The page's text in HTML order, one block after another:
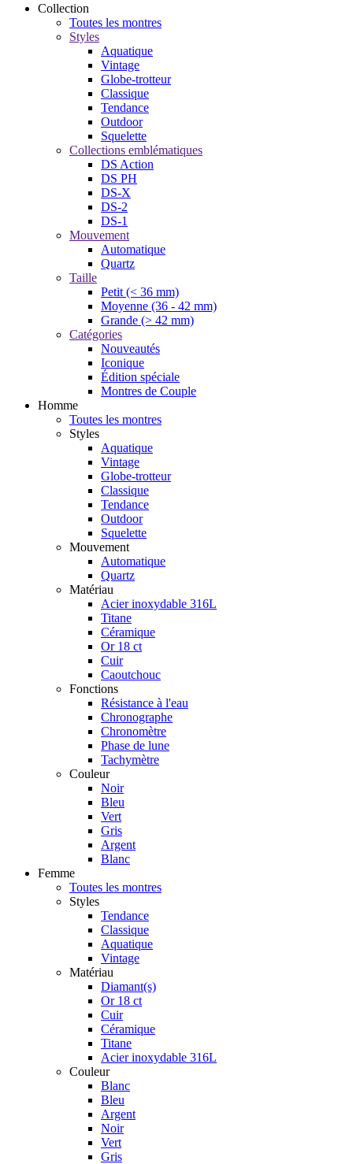
Collection
Toutes les montres
Styles
Aquatique
Vintage
Globe-trotteur
Classique
Tendance
Outdoor
Squelette
Collections emblématiques
DS Action
DS PH
DS-X
DS-2
DS-1
Mouvement
Automatique
Quartz
Taille
Petit (< 36 mm)
Moyenne (36 - 42 mm)
Grande (> 42 mm)
Catégories
Nouveautés
Iconique
Édition spéciale
Montres de Couple
Homme
Toutes les montres
Styles
Aquatique
Vintage
Globe-trotteur
Classique
Tendance
Outdoor
Squelette
Mouvement
Automatique
Quartz
Matériau
Acier inoxydable 316L
Titane
Céramique
Or 18 ct
Cuir
Caoutchouc
Fonctions
Résistance à l'eau
Chronographe
Chronomètre
Phase de lune
Tachymètre
Couleur
Noir
Bleu
Vert
Gris
Argent
Blanc
Femme
Toutes les montres
Styles
Tendance
Classique
Aquatique
Vintage
Matériau
Diamant(s)
Or 18 ct
Cuir
Céramique
Titane
Acier inoxydable 316L
Couleur
Blanc
Bleu
Argent
Noir
Vert
Gris